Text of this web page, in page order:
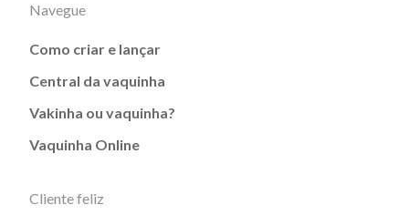
Navegue
Como criar e lançar
Central da vaquinha
Vakinha ou vaquinha?
Vaquinha Online
Cliente feliz